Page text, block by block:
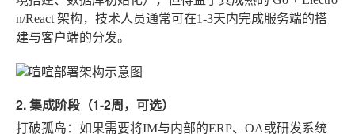
n/React 架构，技术人员通常可在1-3天内完成服务端的搭
建与客户端的分发。
2. 集成阶段（1-2周，可选）
打破孤岛 ：如果需要将IM与内部的ERP、OA或研发系统